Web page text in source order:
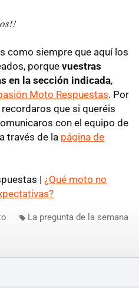
como siempre que aquí los
porque vuestras
en la sección indicada,
Moto Respuestas. Por
que si queréis
con el equipo de
través de la página de
| ¿Qué moto no
La pregunta de la semana